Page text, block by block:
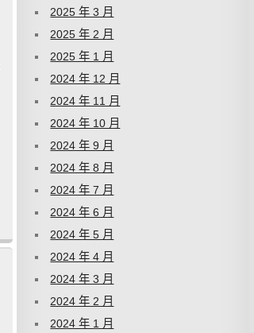
2025 年 3 月
2025 年 2 月
2025 年 1 月
2024 年 12 月
2024 年 11 月
2024 年 10 月
2024 年 9 月
2024 年 8 月
2024 年 7 月
2024 年 6 月
2024 年 5 月
2024 年 4 月
2024 年 3 月
2024 年 2 月
2024 年 1 月